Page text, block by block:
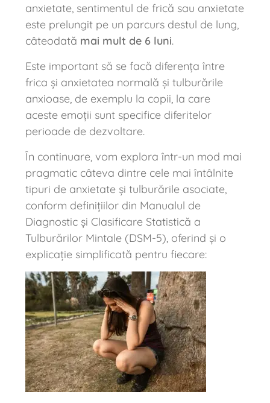
anxietate, sentimentul de frică sau anxietate
este prelungit pe un parcurs destul de lung,
câteodată mai mult de 6 luni.
Este important să se facă diferența între
frica și anxietatea normală și tulburările
anxioase, de exemplu la copii, la care
aceste emoții sunt specifice diferitelor
perioade de dezvoltare.
În continuare, vom explora într-un mod mai
pragmatic câteva dintre cele mai întâlnite
tipuri de anxietate și tulburările asociate,
conform definițiilor din Manualul de
Diagnostic și Clasificare Statistică a
Tulburărilor Mintale (DSM-5), oferind și o
explicație simplificată pentru fiecare: